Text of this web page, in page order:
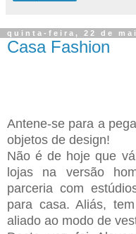
quinta-feira, 22 de
Casa Fashion
Antene-se para a
objetos de design!
Não é de hoje que
lojas na versão
parceria com
para casa. Aliás,
aliado ao modo de